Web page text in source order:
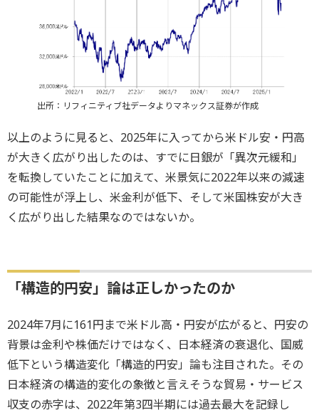
出所：リフィニティブ社データよりマネックス証券が作成
以上のように見ると、2025年に入ってから米ドル安・円高
が大きく広がり出したのは、すでに日銀が「異次元緩和」
を転換していたことに加えて、米景気に2022年以来の減速
の可能性が浮上し、米金利が低下、そして米国株安が大き
く広がり出した結果なのではないか。
「構造的円安」論は正しかったのか
2024年7月に161円まで米ドル高・円安が広がると、円安の
背景は金利や株価だけではなく、日本経済の衰退化、国威
低下という構造変化「構造的円安」論も注目された。その
日本経済の構造的変化の象徴と言えそうな貿易・サービス
収支の赤字は、2022年第3四半期には過去最大を記録し